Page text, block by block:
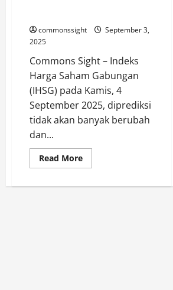
commonssight
September 3,
2025
Commons Sight – Indeks
Harga Saham Gabungan
(IHSG) pada Kamis, 4
September 2025, diprediksi
tidak akan banyak berubah
dan...
Read MoreRead
more
Diperkirakan